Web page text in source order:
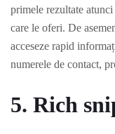
primele rezultate
care le oferi. De
acceseze rapid
numerele de contact,
5. Rich